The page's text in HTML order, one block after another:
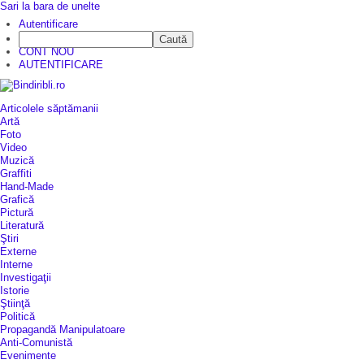
CONT NOU
AUTENTIFICARE
Articolele săptămanii
Artă
Foto
Video
Muzică
Graffiti
Hand-Made
Grafică
Pictură
Literatură
Ştiri
Externe
Interne
Investigaţii
Istorie
Ştiinţă
Politică
Propagandă Manipulatoare
Anti-Comunistă
Evenimente
Sari la bara de unelte
Autentificare
Caută